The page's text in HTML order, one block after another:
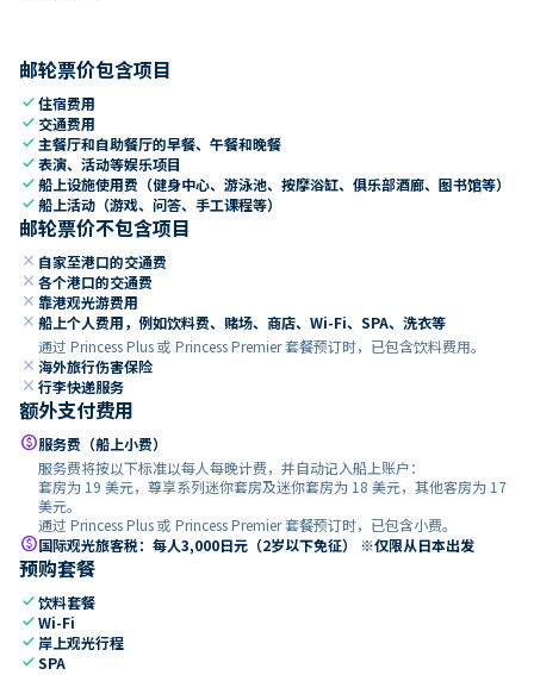
邮轮票价包含项目
check住宿费用
check 交通费用
check 主餐厅和自助餐厅的早餐、午餐和晚餐
check表演、活动等娱乐项目
check船上设施使用费（健身中心、游泳池、按摩浴缸、俱乐部酒廊、图书馆等）
check船上活动（游戏、问答、手工课程等）
邮轮票价不包含项目
close 自家至港口的交通费
close 各个港口的交通费
close 靠港观光游费用
close 船上个人费用，例如饮料费、赌场、商店、Wi-Fi、SPA、洗衣等
通过 Princess Plus 或 Princess Premier 套餐预订时，已包含饮料费用。
close 海外旅行伤害保险
close 行李快递服务
额外支付费用
paid服务费（船上小费）
服务费将按以下标准以每人每晚计费，并自动记入船上账户：
套房为 19 美元，尊享系列迷你套房及迷你套房为 18 美元，其他客房为 17
美元。
通过 Princess Plus 或 Princess Premier 套餐预订时，已包含小费。
paid国际观光旅客税：每人3,000日元（2岁以下免征） ※仅限从日本出发
预购套餐
check饮料套餐
checkWi-Fi
check 岸上观光行程
checkSPA